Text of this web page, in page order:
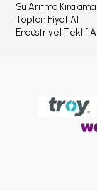
Su Arıtma Kiralama
Toptan Fiyat Al
Endüstriyel Teklif Al